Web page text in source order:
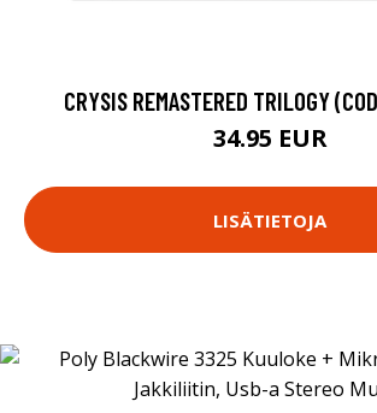
CRYSIS REMASTERED TRILOGY
34.95 EUR
LISÄTIETOJA